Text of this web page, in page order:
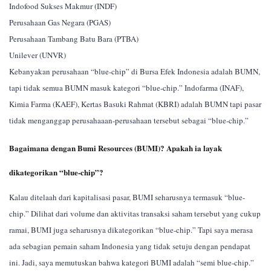
Indofood Sukses Makmur (INDF)
Perusahaan Gas Negara (PGAS)
Perusahaan Tambang Batu Bara (PTBA)
Unilever (UNVR)
Kebanyakan perusahaan “blue-chip” di Bursa Efek Indonesia adalah BUMN,
tapi tidak semua BUMN masuk kategori “blue-chip.” Indofarma (INAF),
Kimia Farma (KAEF), Kertas Basuki Rahmat (KBRI) adalah BUMN tapi pasar
tidak menganggap perusahaaan-perusahaan tersebut sebagai “blue-chip.”
Bagaimana dengan Bumi Resources (BUMI)? Apakah ia layak
dikategorikan “blue-chip”?
Kalau ditelaah dari kapitalisasi pasar, BUMI seharusnya termasuk “blue-
chip.” Dilihat dari volume dan aktivitas transaksi saham tersebut yang cukup
ramai, BUMI juga seharusnya dikategorikan “blue-chip.” Tapi saya merasa
ada sebagian pemain saham Indonesia yang tidak setuju dengan pendapat
ini. Jadi, saya memutuskan bahwa kategori BUMI adalah “semi blue-chip.”